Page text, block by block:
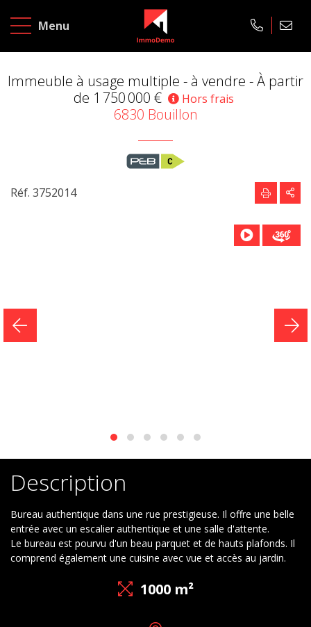
Menu
Accueil
A
vendre
neufs
Immeuble à usage multiple - à vendre -À partir
de 1 750 000 €
Hors frais
6830 Bouillon
Description
Bureau authentique dans une rue prestigieuse. Il offre une belle
entrée avec un escalier authentique et une salle d'attente.
Le bureau est pourvu d'un beau parquet et de hauts plafonds. Il
comprend également une cuisine avec vue et accès au jardin.
1000 m²
Réf. 3752014